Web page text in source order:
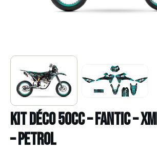
Kit déco 50cc – FANTIC –
– PETROL